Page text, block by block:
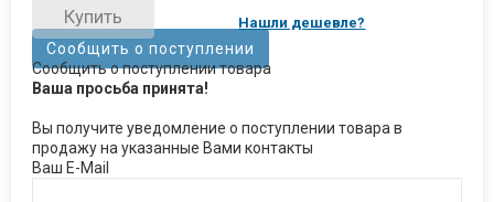
Купить Нашли дешевле?
Сообщить о поступлении
Сообщить о поступлении товара
Ваша просьба принята!
Вы получите уведомление о поступлении товара в
продажу на указанные Вами контакты
Ваш E-Mail